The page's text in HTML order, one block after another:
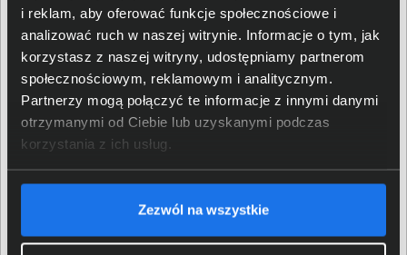
i reklam, aby oferować funkcje społecznościowe i
analizować ruch w naszej witrynie. Informacje o tym, jak
korzystasz z naszej witryny, udostępniamy partnerom
społecznościowym, reklamowym i analitycznym.
Partnerzy mogą połączyć te informacje z innymi danymi
otrzymanymi od Ciebie lub uzyskanymi podczas
korzystania z ich usług.
Zezwól na wszystkie
Klasa produktu Urządzenie wielofunkcyjne
Rodzina produktu EcoTank
Model produktu EcoTank L6270
EAN / GTIN-13 8715946683850
Uniwersalne